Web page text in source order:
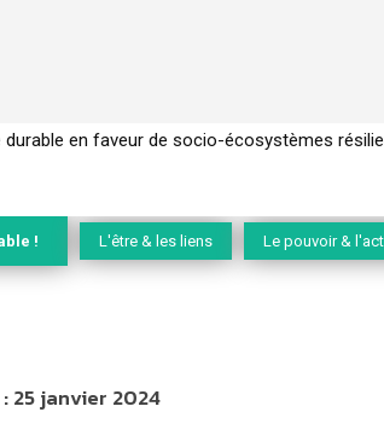
modèle économique régénératif du vivant …
! L'être & les liens Le pouvoir &
25 janvier 2024